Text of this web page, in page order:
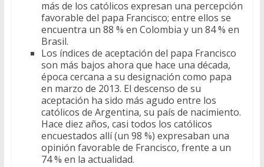
más de los católicos expresan una percepción
favorable del papa Francisco; entre ellos se
encuentra un 88 % en Colombia y un 84 % en
Brasil.
Los índices de aceptación del papa Francisco
son más bajos ahora que hace una década,
época cercana a su designación como papa
en marzo de 2013. El descenso de su
aceptación ha sido más agudo entre los
católicos de Argentina, su país de nacimiento.
Hace diez años, casi todos los católicos
encuestados allí (un 98 %) expresaban una
opinión favorable de Francisco, frente a un
74 % en la actualidad.